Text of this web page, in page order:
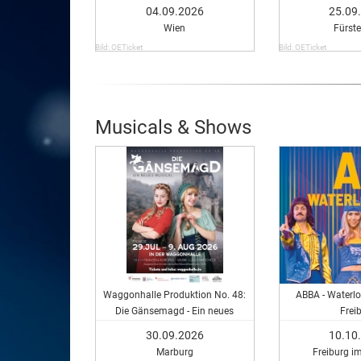
04.09.2026
Wien
Bild: OETicket Bild: OETicket
Musicals & Shows
Waggonhalle Produktion No. 48:
Die Gänsemagd - Ein neues
30.09.2026
Marburg
ABBA -
Freiburg